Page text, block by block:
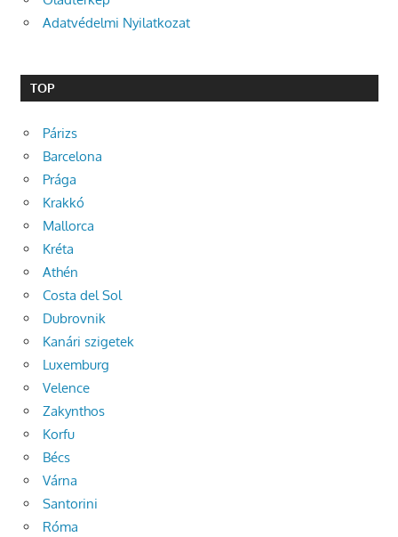
Adatvédelmi Nyilatkozat
TOP
Párizs
Barcelona
Prága
Krakkó
Mallorca
Kréta
Athén
Costa del Sol
Dubrovnik
Kanári szigetek
Luxemburg
Velence
Zakynthos
Korfu
Bécs
Várna
Santorini
Róma